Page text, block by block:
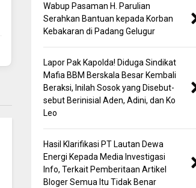
Wabup Pasaman H. Parulian
Serahkan Bantuan kepada Korban
Kebakaran di Padang Gelugur
Lapor Pak Kapolda! Diduga Sindikat
Mafia BBM Berskala Besar Kembali
Beraksi, Inilah Sosok yang Disebut-
sebut Berinisial Aden, Adini, dan Ko
Leo
Hasil Klarifikasi PT Lautan Dewa
Energi Kepada Media Investigasi
Info, Terkait Pemberitaan Artikel
Bloger Semua Itu Tidak Benar